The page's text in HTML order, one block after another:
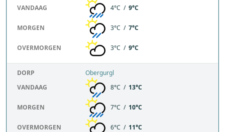
VANDAAG
4°C / 9°C
MORGEN 3°C / 7°C
OVERMORGEN 3°C / 9°C
DORP
Obergurgl
VANDAAG
8°C / 13°C
MORGEN 7°C / 10°C
OVERMORGEN 6°C / 11°C